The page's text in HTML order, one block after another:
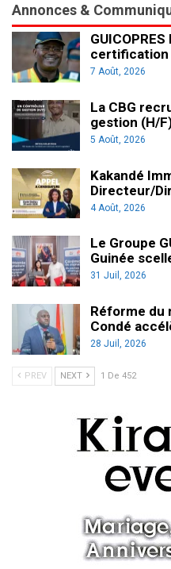
Annonces &
certification
7 Août, 2026
La CBG
gestion (H/
5 Août, 2026
Kakandé
Directeur/
4 Août, 2026
Le Groupe
Guinée
31 Juil, 2026
Réforme du
Condé
28 Juil, 2026
PREV NEXT 1 De 452